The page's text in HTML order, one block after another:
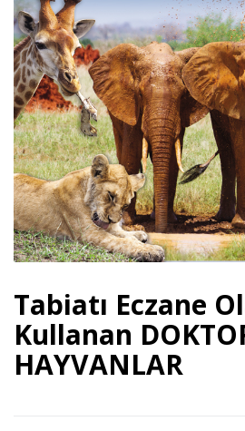
Tabiatı Eczane
Kullanan
HAYVANLAR